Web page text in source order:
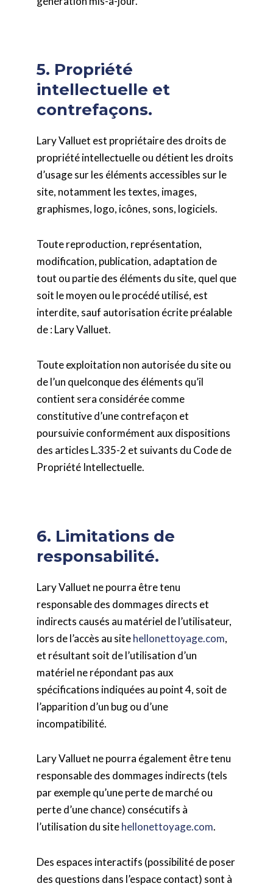
5. Propriété
intellectuelle et
contrefaçons.
Lary Valluet est propriétaire des droits de
propriété intellectuelle ou détient les droits
d’usage sur les éléments accessibles sur le
site, notamment les textes, images,
graphismes, logo, icônes, sons, logiciels.
Toute reproduction, représentation,
modification, publication, adaptation de
tout ou partie des éléments du site, quel que
soit le moyen ou le procédé utilisé, est
interdite, sauf autorisation écrite préalable
de : Lary Valluet.
Toute exploitation non autorisée du site ou
de l’un quelconque des éléments qu’il
contient sera considérée comme
constitutive d’une contrefaçon et
poursuivie conformément aux dispositions
des articles L.335-2 et suivants du Code de
Propriété Intellectuelle.
6. Limitations de
responsabilité.
Lary Valluet ne pourra être tenu
responsable des dommages directs et
indirects causés au matériel de l’utilisateur,
lors de l’accès au sitehellonettoyage.com,
et résultant soit de l’utilisation d’un
matériel ne répondant pas aux
spécifications indiquées au point 4, soit de
l’apparition d’un bug ou d’une
incompatibilité.
Lary Valluet ne pourra également être tenu
responsable des dommages indirects (tels
par exemple qu’une perte de marché ou
perte d’une chance) consécutifs à
l’utilisation du sitehellonettoyage.com.
Des espaces interactifs (possibilité de poser
des questions dans l’espace contact) sont à